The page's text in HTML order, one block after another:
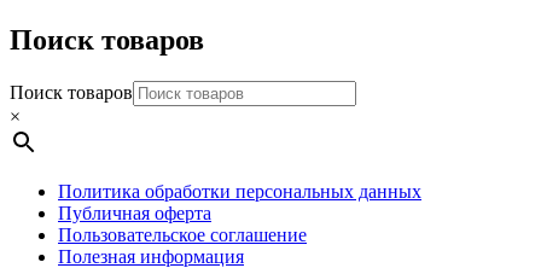
Поиск товаров
Поиск товаров
×
Политика обработки персональных данных
Публичная оферта
Пользовательское соглашение
Полезная информация